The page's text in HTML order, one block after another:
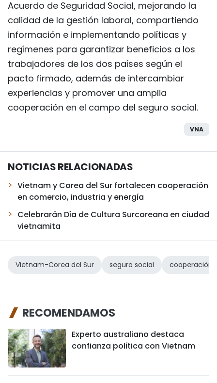
Acuerdo de Seguridad Social, mejorando la
calidad de la gestión laboral, compartiendo
información e implementando políticas y
regímenes para garantizar beneficios a los
trabajadores de los dos países según el
pacto firmado, además de intercambiar
experiencias y promover una amplia
cooperación en el campo del seguro social.
VNA
NOTICIAS RELACIONADAS
Vietnam y Corea del Sur fortalecen cooperación
en comercio, industria y energía
Celebrarán Día de Cultura Surcoreana en ciudad
vietnamita
Vietnam-Corea del Sur seguro social cooperación
RECOMENDAMOS
Experto australiano destaca
confianza política con Vietnam